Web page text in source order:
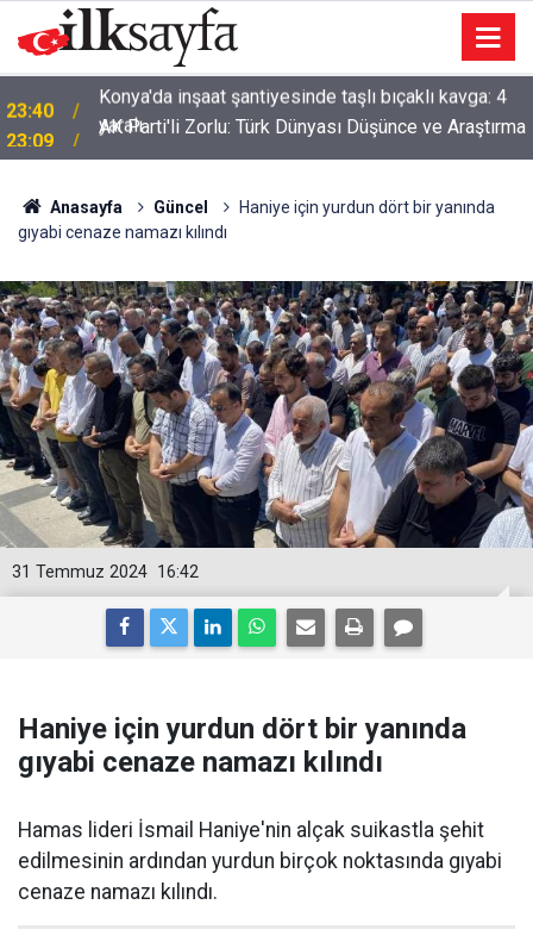
23:09
AK Parti'li Zorlu: Türk Dünyası Düşünce ve Araştırma
Merkezi’ni Keçiören’de kurma kararı aldık
Anasayfa Güncel
Haniye için yurdun dört bir yanında
gıyabi cenaze namazı kılındı
16:42
31 Temmuz 2024
Haniye için yurdun dört bir yanında
gıyabi cenaze namazı kılındı
Hamas lideri İsmail Haniye'nin alçak suikastla şehit
edilmesinin ardından yurdun birçok noktasında gıyabi
cenaze namazı kılındı.